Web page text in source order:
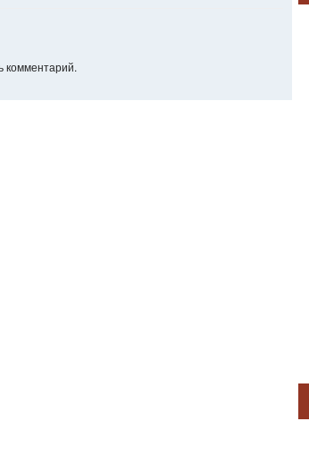
комментарий.